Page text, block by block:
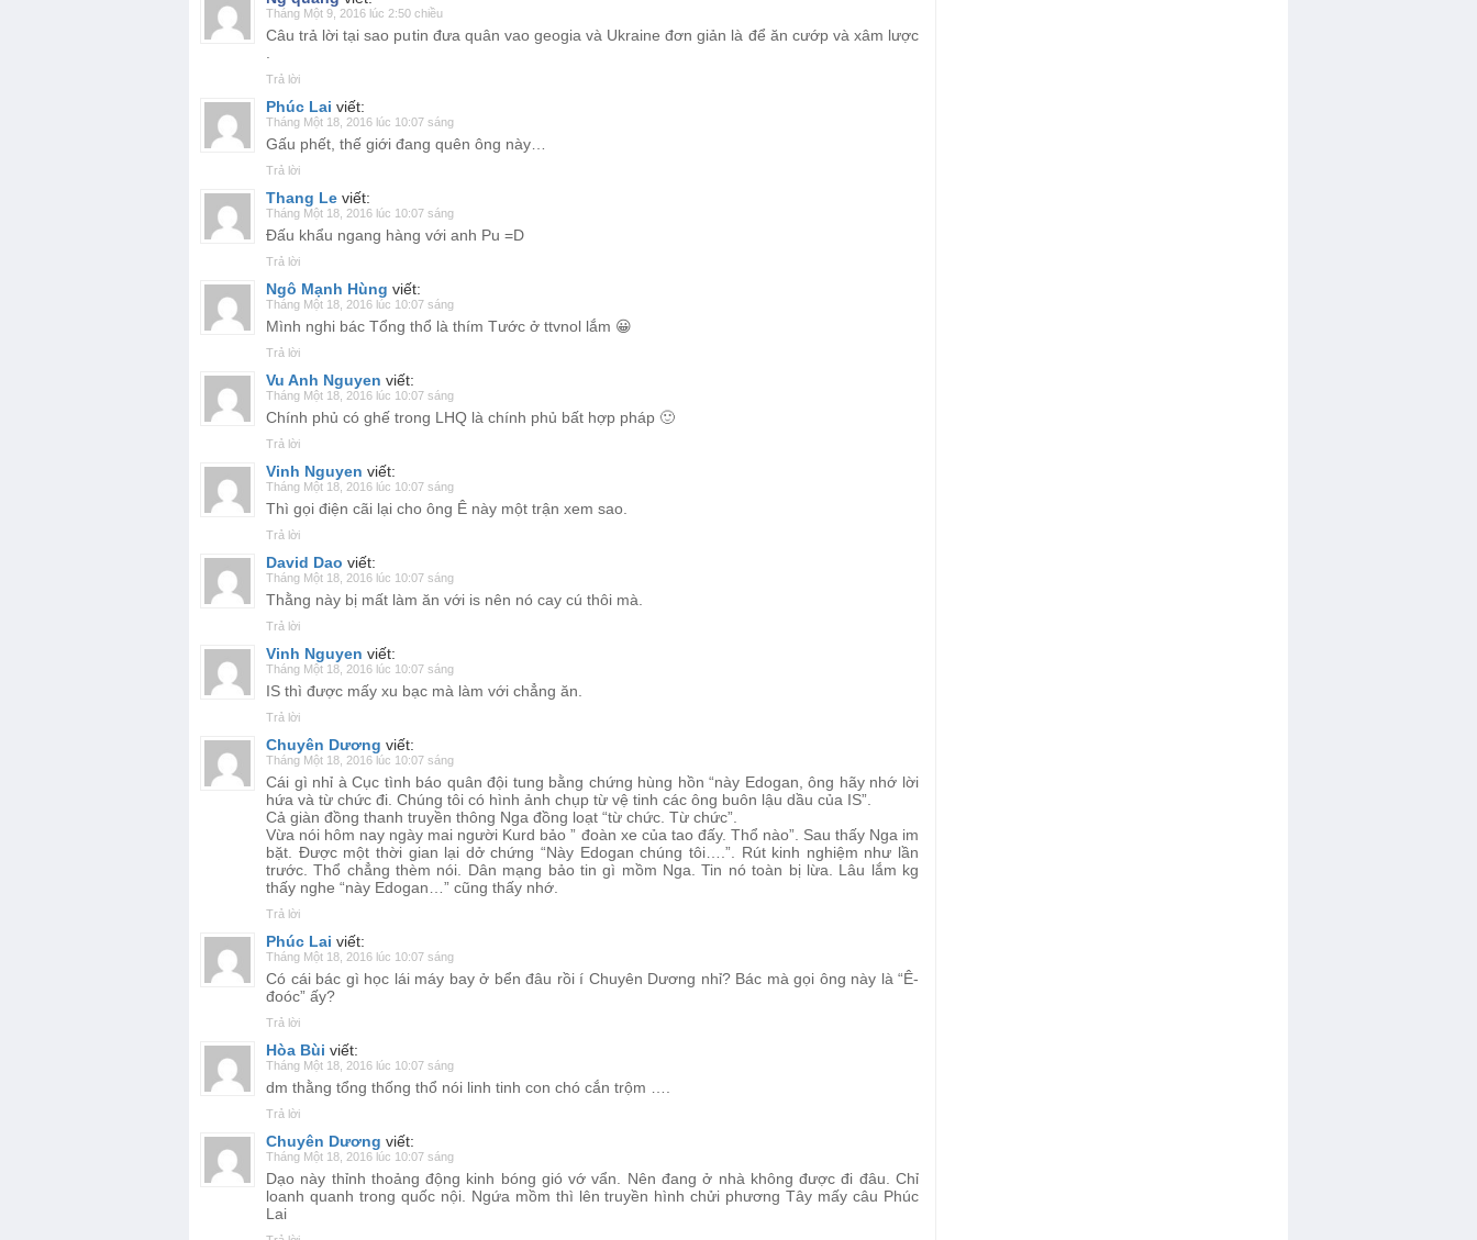
Tháng Một 9, 2016 lúc 2:50 chiều
Câu trả lời tại sao putin đưa quân vao geogia và Ukraine đơn giản là để ăn cướp và xâm lược
Trả lời
Phúc Lai viết:
Tháng Một 18, 2016 lúc 10:07 sáng
Gấu phết, thế giới đang quên ông này…
Trả lời
Thang Le viết:
Tháng Một 18, 2016 lúc 10:07 sáng
Đấu khẩu ngang hàng với anh Pu =D
Trả lời
Ngô Mạnh Hùng viết:
Tháng Một 18, 2016 lúc 10:07 sáng
Mình nghi bác Tổng thổ là thím Tước ở ttvnol lắm 😀
Trả lời
Vu Anh Nguyen viết:
Tháng Một 18, 2016 lúc 10:07 sáng
Chính phủ có ghế trong LHQ là chính phủ bất hợp pháp 🙂
Trả lời
Vinh Nguyen viết:
Tháng Một 18, 2016 lúc 10:07 sáng
Thì gọi điện cãi lại cho ông Ê này một trận xem sao.
Trả lời
David Dao viết:
Tháng Một 18, 2016 lúc 10:07 sáng
Thằng này bị mất làm ăn với is nên nó cay cú thôi mà.
Trả lời
Vinh Nguyen viết:
Tháng Một 18, 2016 lúc 10:07 sáng
IS thì được mấy xu bạc mà làm với chẳng ăn.
Trả lời
Chuyên Dương viết:
Tháng Một 18, 2016 lúc 10:07 sáng
Cái gì nhỉ à Cục tình báo quân đội tung bằng chứng hùng hồn “này Edogan, ông hãy nhớ lời
hứa và từ chức đi. Chúng tôi có hình ảnh chụp từ vệ tinh các ông buôn lậu dầu của IS”.
Cả giàn đồng thanh truyền thông Nga đồng loạt “từ chức. Từ chức”.
Vừa nói hôm nay ngày mai người Kurd bảo ” đoàn xe của tao đấy. Thổ nào”. Sau thấy Nga im
bặt. Được một thời gian lại dở chứng “Này Edogan chúng tôi….”. Rút kinh nghiệm như lần
trước. Thổ chẳng thèm nói. Dân mạng bảo tin gì mồm Nga. Tin nó toàn bị lừa. Lâu lắm kg
thấy nghe “này Edogan…” cũng thấy nhớ.
Trả lời
Phúc Lai viết:
Tháng Một 18, 2016 lúc 10:07 sáng
Có cái bác gì học lái máy bay ở bển đâu rồi í Chuyên Dương nhỉ? Bác mà gọi ông này là “Ê-
đoóc” ấy?
Trả lời
Hòa Bùi viết:
Tháng Một 18, 2016 lúc 10:07 sáng
dm thằng tổng thống thổ nói linh tinh con chó cắn trộm ….
Trả lời
Chuyên Dương viết:
Tháng Một 18, 2016 lúc 10:07 sáng
Dạo này thỉnh thoảng động kinh bóng gió vớ vẩn. Nên đang ở nhà không được đi đâu. Chỉ
loanh quanh trong quốc nội. Ngứa mồm thì lên truyền hình chửi phương Tây mấy câu Phúc
Lai